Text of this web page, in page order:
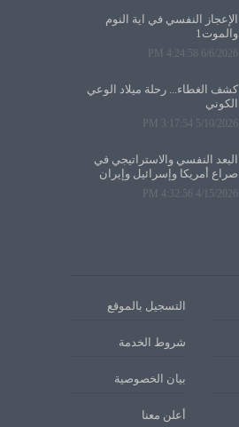
الإعجاز النفسي في آية النوم
والموت1
6/6/2026 4:24:58 PM
كشف الغطاء... رحلة ميلاد الوعي
الكوني
5/10/2026 3:17:54 PM
البعد النفسي والاستراتيجي في
صراع أمريكا وإسرائيل وإيران
4/15/2026 4:32:56 PM
التسجيل بالموقع
شروط الخدمة
بيان الخصوصية
أعلن معنا